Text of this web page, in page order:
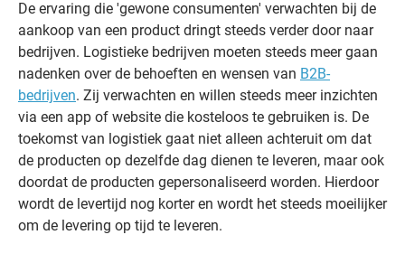
De ervaring die 'gewone consumenten' verwachten bij de
aankoop van een product dringt steeds verder door naar
bedrijven. Logistieke bedrijven moeten steeds meer gaan
nadenken over de behoeften en wensen van B2B-
bedrijven. Zij verwachten en willen steeds meer inzichten
via een app of website die kosteloos te gebruiken is. De
toekomst van logistiek gaat niet alleen achteruit om dat
de producten op dezelfde dag dienen te leveren, maar ook
doordat de producten gepersonaliseerd worden. Hierdoor
wordt de levertijd nog korter en wordt het steeds moeilijker
om de levering op tijd te leveren.